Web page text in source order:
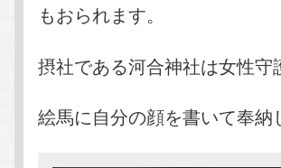
もおられます。
摂社である河合神社は女性守
絵馬に自分の顔を書いて奉納